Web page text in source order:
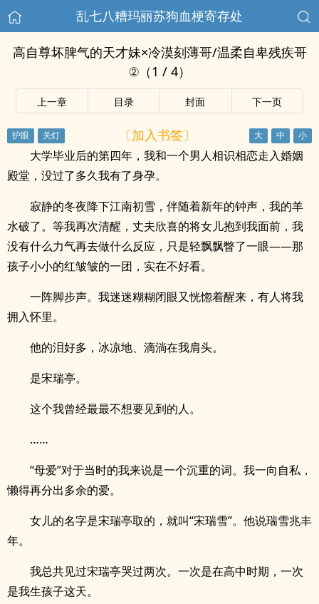
乱七八糟玛丽苏狗血梗寄存处
高自尊坏脾气的天才妹×冷漠刻薄哥/温柔自卑残疾哥
②（1 / 4）
上一章 目录 封面 下一页
〔加入书签〕
大学毕业后的第四年，我和一个男人相识相恋走入婚姻
殿堂，没过了多久我有了身孕。
寂静的冬夜降下江南初雪，伴随着新年的钟声，我的羊
水破了。等我再次清醒，丈夫欣喜的将女儿抱到我面前，我
没有什么力气再去做什么反应，只是轻飘飘瞥了一眼——那
孩子小小的红皱皱的一团，实在不好看。
一阵脚步声。我迷迷糊糊闭眼又恍惚着醒来，有人将我
拥入怀里。
他的泪好多，冰凉地、滴淌在我肩头。
是宋瑞亭。
这个我曾经最最不想要见到的人。
……
“母爱”对于当时的我来说是一个沉重的词。我一向自私，
懒得再分出多余的爱。
女儿的名字是宋瑞亭取的，就叫“宋瑞雪”。他说瑞雪兆丰
年。
我总共见过宋瑞亭哭过两次。一次是在高中时期，一次
是我生孩子这天。